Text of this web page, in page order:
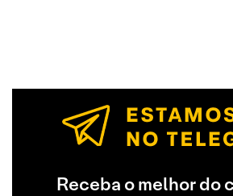
Receba o melhor do